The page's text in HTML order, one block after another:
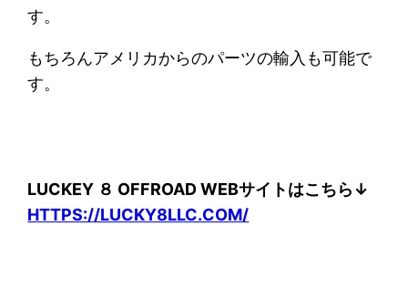
す。
もちろんアメリカからのパーツの輸入も可能で
す。
LUCKEY ８ OFFROAD WEBサイトはこちら↓
HTTPS://LUCKY8LLC.COM/